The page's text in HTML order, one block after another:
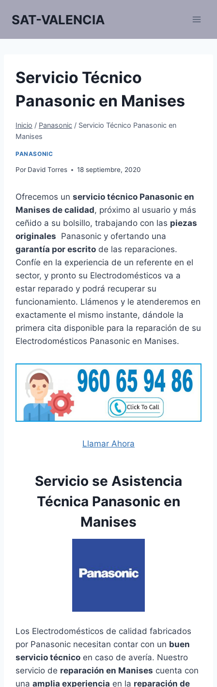
SAT-VALENCIA
Servicio Técnico
Panasonic en Manises
Inicio / Panasonic / Servicio Técnico Panasonic en
Manises
PANASONIC
Por David Torres 18 septiembre, 2020
Ofrecemos un servicio técnico Panasonic en
Manises de calidad, próximo al usuario y más
ceñido a su bolsillo, trabajando con las piezas
originales Panasonic y ofertando una
garantía por escrito de las reparaciones.
Confíe en la experiencia de un referente en el
sector, y pronto su Electrodomésticos va a
estar reparado y podrá recuperar su
funcionamiento. Llámenos y le atenderemos en
exactamente el mismo instante, dándole la
primera cita disponible para la reparación de su
Electrodomésticos Panasonic en Manises.
Llamar Ahora
Servicio se Asistencia
Técnica Panasonic en
Manises
Los Electrodomésticos de calidad fabricados
por Panasonic necesitan contar con un buen
servicio técnico en caso de avería. Nuestro
servicio de reparación en Manises cuenta con
una amplia experiencia en la reparación de